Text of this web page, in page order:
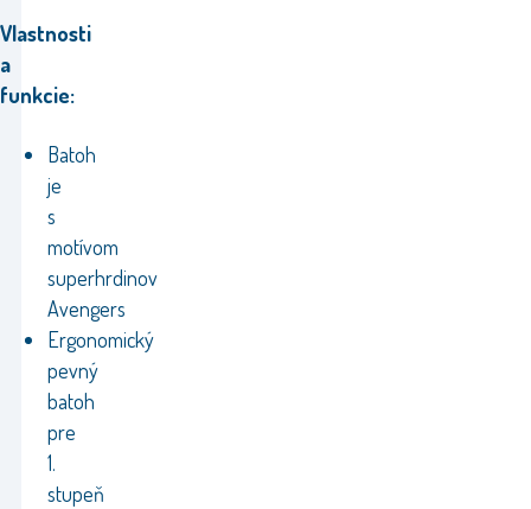
Vlastnosti
a
funkcie:
Batoh
je
s
motívom
superhrdinov
Avengers
Ergonomický
pevný
batoh
pre
1.
stupeň